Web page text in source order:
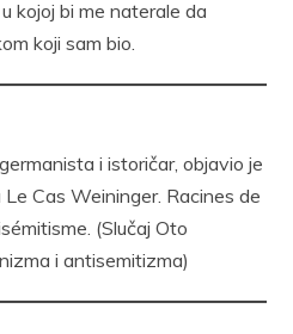
kojoj bi me naterale da
koji sam bio.
i istoričar, objavio je
Cas Weininger. Racines de
(Slučaj Oto
i antisemitizma)